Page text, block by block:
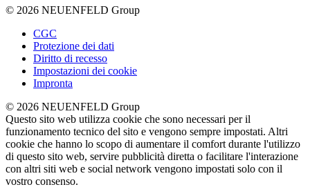
© 2026 NEUENFELD Group
CGC
Protezione dei dati
Diritto di recesso
Impostazioni dei cookie
Impronta
© 2026 NEUENFELD Group
Questo sito web utilizza cookie che sono necessari per il
funzionamento tecnico del sito e vengono sempre impostati. Altri
cookie che hanno lo scopo di aumentare il comfort durante l'utilizzo
di questo sito web, servire pubblicità diretta o facilitare l'interazione
con altri siti web e social network vengono impostati solo con il
vostro consenso.